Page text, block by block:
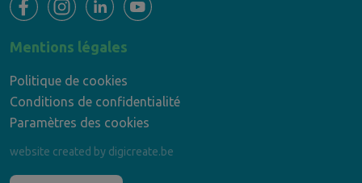
Mentions légales
Politique de cookies
Conditions de confidentialité
Paramètres des cookies
website created by digicreate.be